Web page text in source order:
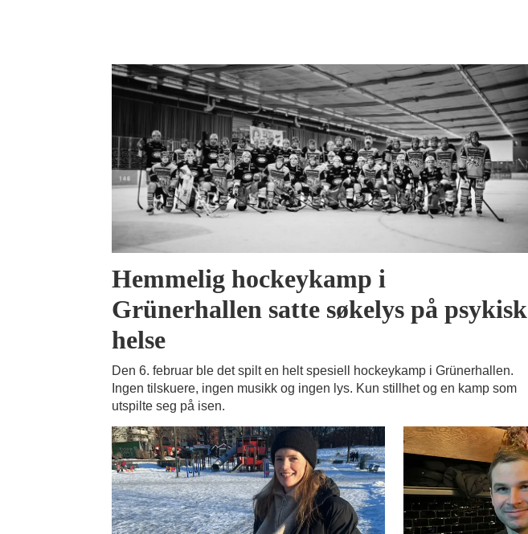
Hemmelig hockeykamp i
Grünerhallen satte søkelys på psykisk
helse
Den 6. februar ble det spilt en helt spesiell hockeykamp i Grünerhallen.
Ingen tilskuere, ingen musikk og ingen lys. Kun stillhet og en kamp som
utspilte seg på isen.